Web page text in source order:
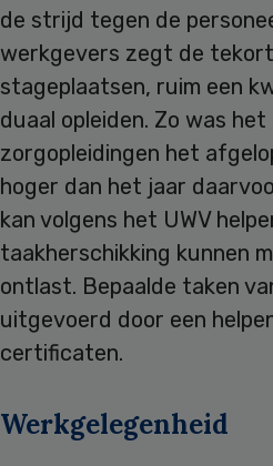
de strijd tegen de
werkgevers zegt de
stageplaatsen, ruim een
duaal opleiden. Zo was
zorgopleidingen het
hoger dan het jaar
kan volgens het UWV
taakherschikking kunnen
ontlast. Bepaalde taken
uitgevoerd door een
certificaten.
Werkgelegenheid